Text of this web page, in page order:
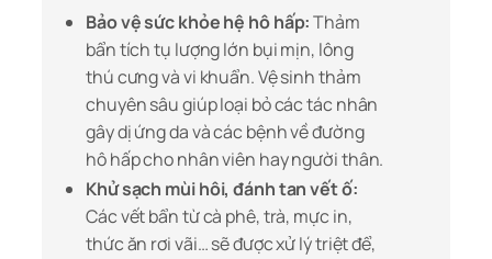
Bảo vệ sức khỏe hệ hô hấp:Thảm
bẩn tích tụ lượng lớn bụi mịn, lông
thú cưng và vi khuẩn. Vệ sinh thảm
chuyên sâu giúp loại bỏ các tác nhân
gây dị ứng da và các bệnh về đường
hô hấp cho nhân viên hay người thân.
Khử sạch mùi hôi, đánh tan vết ố:
Các vết bẩn từ cà phê, trà, mực in,
thức ăn rơi vãi… sẽ được xử lý triệt để,